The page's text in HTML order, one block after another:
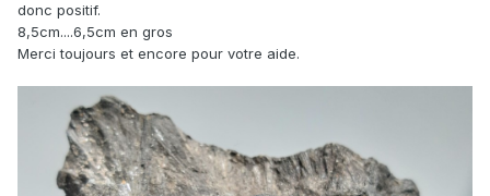
donc positif.
8,5cm....6,5cm en gros
Merci toujours et encore pour votre aide.